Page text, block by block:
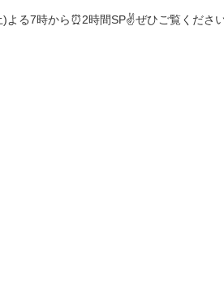
よる7時から⏰2時間SP✌️ぜひご覧くださ